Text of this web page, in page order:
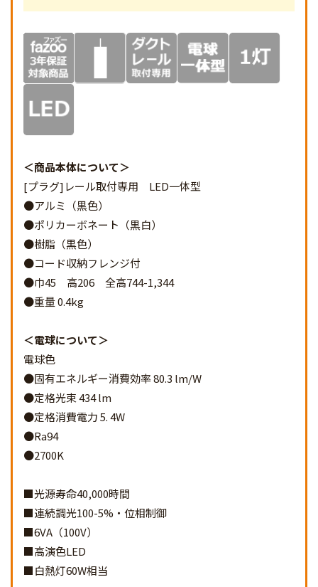
商品本体について
[プラグ]レール取付専用 LED一体型
●アルミ（黒色）
●ポリカーボネート（黒白）
●樹脂（黒色）
●コード収納フレンジ付
●巾45 高206 全高744-1,344
●重量 0.4kg
電球について
電球色
●固有エネルギー消費効率 80.3 lm/W
●定格光束 434 lm
●定格消費電力 5. 4W
●Ra94
●2700K
■光源寿命40,000時間
■連続調光100-5%・位相制御
■6VA（100V）
■高演色LED
■白熱灯60W相当